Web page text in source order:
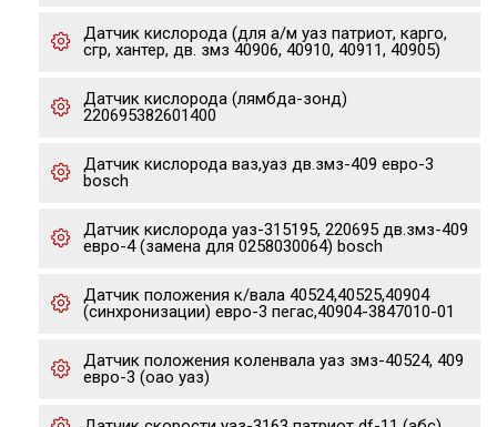
Датчик кислорода (для а/м уаз патриот, карго,
сгр, хантер, дв. змз 40906, 40910, 40911, 40905)
Датчик кислорода (лямбда-зонд)
220695382601400
Датчик кислорода ваз,уаз дв.змз-409 евро-3
bosch
Датчик кислорода уаз-315195, 220695 дв.змз-409
евро-4 (замена для 0258030064) bosch
Датчик положения к/вала 40524,40525,40904
(синхронизации) евро-3 пегас,40904-3847010-01
Датчик положения коленвала уаз змз-40524, 409
евро-3 (оао уаз)